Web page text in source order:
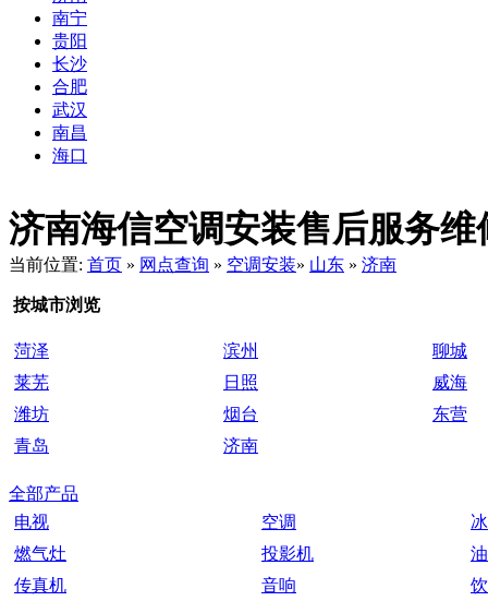
南宁
贵阳
长沙
合肥
武汉
南昌
海口
济南海信空调安装售后服务维
当前位置: 首页 » 网点查询 » 空调安装» 山东 » 济南
按城市浏览
菏泽 滨州
聊城
莱芜
日照
威海
潍坊
烟台
东营
青岛
济南
全部产品
电视
空调
燃气灶
投影机
传真机
音响